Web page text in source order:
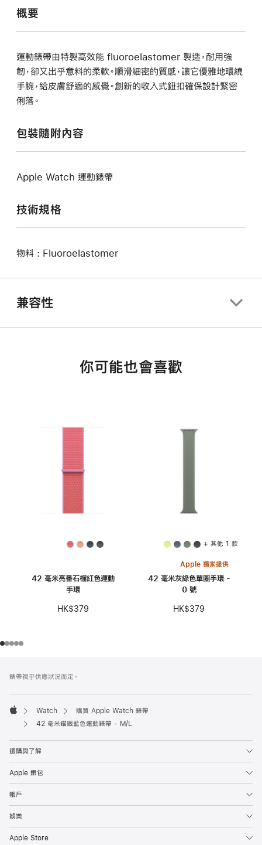
概要
運動錶帶由特製高效能 fluoroelastomer 製造，耐用強
韌，卻又出乎意料的柔軟。順滑細密的質感，讓它優雅地環繞
手腕，給皮膚舒適的感覺。創新的收入式鈕扣確保設計緊密
俐落。
包裝隨附內容
Apple Watch 運動錶帶
技術規格
物料 : Fluoroelastomer
兼容性
你可能也會喜歡
42 毫米亮番石榴紅色運動
手環
HK$379
+ 其他 1 款
Apple 獨家提供
42 毫米灰綠色單圈手環 -
0 號
HK$379
腳
腳
錶帶視乎供應狀況而定。
Apple
Watch
購買 Apple Watch 錶帶
42 毫米錨鐵藍色運動錶帶 - M/L
選購與了解
Apple 銀包
帳戶
娛樂
Apple Store